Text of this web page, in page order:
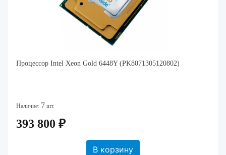
Процессор Intel Xeon Gold 6448Y (PK8071305120802)
Наличие: 7 шт.
393 800 ₽
В корзину